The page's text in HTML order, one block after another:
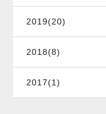
2019(20)
2018(8)
2017(1)